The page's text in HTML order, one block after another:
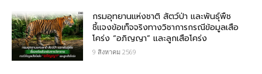
กรมอุทยานแห่งชาติ สัตว์ป่า และพันธุ์พืช​
ชี้แจงข้อเท็จจริงทางวิชาการกรณีข้อมูลเสือ
โคร่ง “อภิญญา” และลูกเสือโคร่ง
9 สิงหาคม 2569